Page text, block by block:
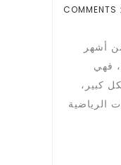
COMMENTS :
أشهر
فهي
كبير،
الرياضية